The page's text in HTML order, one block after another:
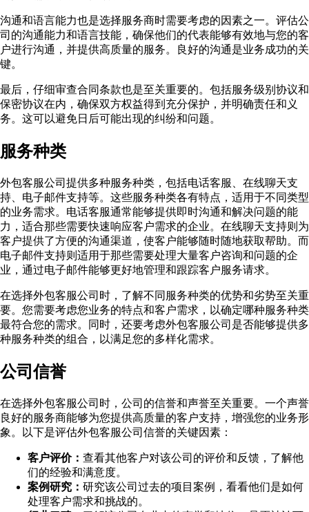
沟通和语言能力也是选择服务商时需要考虑的因素之一。评估公
司的沟通能力和语言技能，确保他们的代表能够有效地与您的客
户进行沟通，并提供高质量的服务。良好的沟通是业务成功的关
键。
最后，仔细审查合同条款也是至关重要的。包括服务级别协议和
保密协议在内，确保双方权益得到充分保护，并明确责任和义
务。这可以避免日后可能出现的纠纷和问题。
服务种类
外包客服公司提供多种服务种类，包括电话客服、在线聊天支
持、电子邮件支持等。这些服务种类各有特点，适用于不同类型
的业务需求。电话客服通常能够提供即时沟通和解决问题的能
力，适合那些需要快速响应客户需求的企业。在线聊天支持则为
客户提供了方便的沟通渠道，使客户能够随时随地获取帮助。而
电子邮件支持则适用于那些需要处理大量客户咨询和问题的企
业，通过电子邮件能够更好地管理和跟踪客户服务请求。
在选择外包客服公司时，了解不同服务种类的优势和劣势至关重
要。您需要考虑您业务的特点和客户需求，以确定哪种服务种类
最符合您的需求。同时，还要考虑外包客服公司是否能够提供多
种服务种类的组合，以满足您的多样化需求。
公司信誉
在选择外包客服公司时，公司的信誉和声誉至关重要。一个声誉
良好的服务商能够为您提供高质量的客户支持，增强您的业务形
象。以下是评估外包客服公司信誉的关键因素：
客户评价： 查看其他客户对该公司的评价和反馈，了解他
们的经验和满意度。
案例研究： 研究该公司过去的项目案例，看看他们是如何
处理客户需求和挑战的。